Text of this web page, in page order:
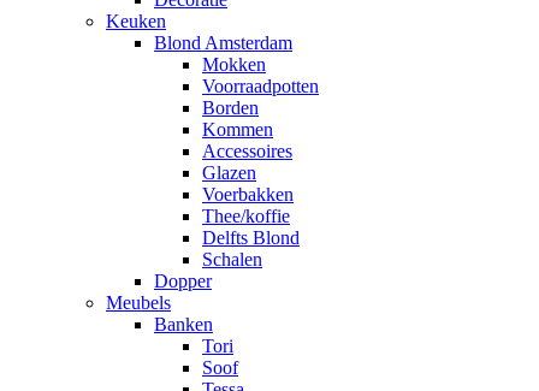
Keuken
Blond Amsterdam
Mokken
Voorraadpotten
Borden
Kommen
Accessoires
Glazen
Voerbakken
Thee/koffie
Delfts Blond
Schalen
Dopper
Meubels
Banken
Tori
Soof